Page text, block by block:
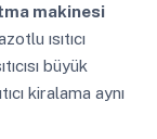
makinesi
ısıtıcı
büyük
kiralama aynı